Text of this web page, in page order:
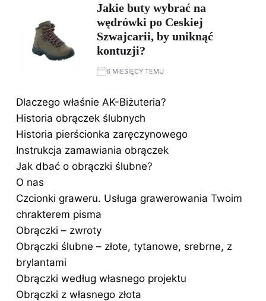
Jakie buty wybrać na
wędrówki po Ceskiej
Szwajcarii, by uniknąć
kontuzji?
6 MIESIĘCY TEMU
Dlaczego właśnie AK-Biżuteria?
Historia obrączek ślubnych
Historia pierścionka zaręczynowego
Instrukcja zamawiania obrączek
Jak dbać o obrączki ślubne?
O nas
Czcionki graweru. Usługa grawerowania Twoim
chrakterem pisma
Obrączki – zwroty
Obrączki ślubne – złote, tytanowe, srebrne, z
brylantami
Obrączki według własnego projektu
Obrączki z własnego złota